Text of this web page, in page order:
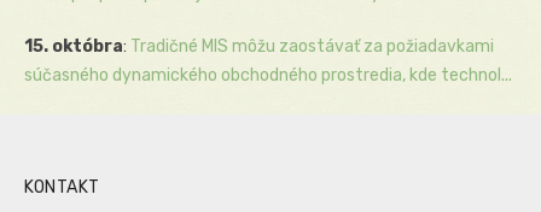
15. októbra: Tradičné MIS môžu zaostávať za požiadavkami
súčasného dynamického obchodného prostredia, kde technol...
KONTAKT